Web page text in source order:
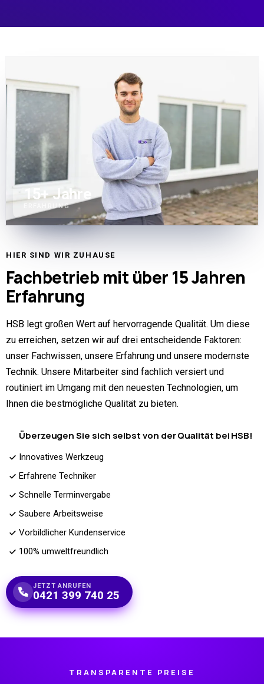
15+ Jahre
ERFAHRUNG
HIER SIND WIR ZUHAUSE
Fachbetrieb mit über 15 Jahren
Erfahrung
HSB legt großen Wert auf hervorragende Qualität. Um diese
zu erreichen, setzen wir auf drei entscheidende Faktoren:
unser Fachwissen, unsere Erfahrung und unsere modernste
Technik. Unsere Mitarbeiter sind fachlich versiert und
routiniert im Umgang mit den neuesten Technologien, um
Ihnen die bestmögliche Qualität zu bieten.
Überzeugen Sie sich selbst von der Qualität bei HSB!
Innovatives Werkzeug
Erfahrene Techniker
Schnelle Terminvergabe
Saubere Arbeitsweise
Vorbildlicher Kundenservice
100% umweltfreundlich
JETZT ANRUFEN
0421 399 740 25
TRANSPARENTE PREISE